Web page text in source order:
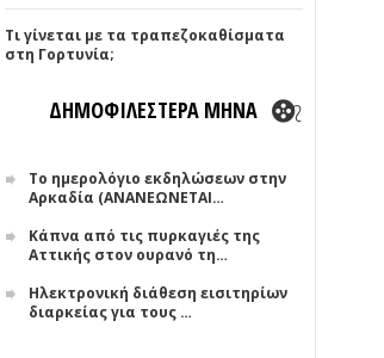
Τι γίνεται με τα τραπεζοκαθίσματα
στη Γορτυνία;
ΔΗΜΟΦΙΛΕΣΤΕΡΑ ΜΗΝΑ
Το ημερολόγιο εκδηλώσεων στην
Αρκαδία (ΑΝΑΝΕΩΝΕΤΑΙ…
Κάπνα από τις πυρκαγιές της
Αττικής στον ουρανό τη…
Ηλεκτρονική διάθεση εισιτηρίων
διαρκείας για τους …